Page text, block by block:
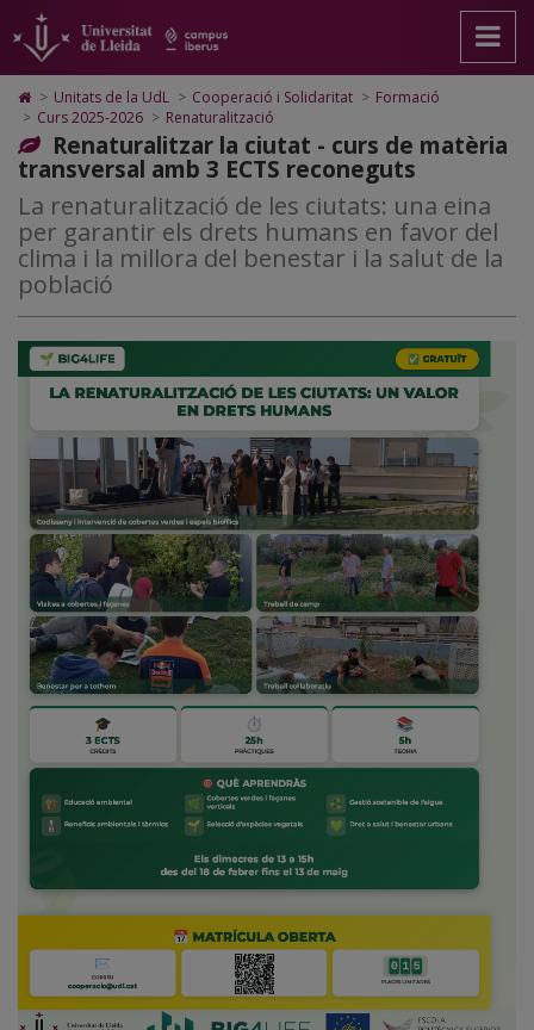
Renaturalització
pàgina
principal.
Universitat
Lleida
contingut
principal
pàgina
Mapa
Web.
Universitat
Lleida
Cerca
Accessibilitat.
Universitat
Lleida
Icono
de
Home
para
ir
a
la
página
de
inicio
> Unitats de la UdL > Cooperació i Solidaritat > Formació
> Curs 2025-2026 > Renaturalització
Renaturalitzar la ciutat - curs de matèria
transversal amb 3 ECTS reconeguts
La renaturalització de les ciutats: una eina
per garantir els drets humans en favor del
clima i la millora del benestar i la salut de la
població